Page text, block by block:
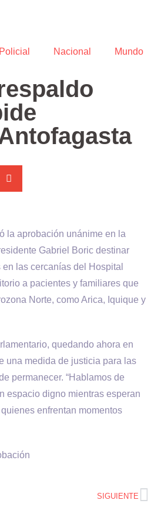
Policial Nacional Mundo
la aprobación unánime en la
Gabriel Boric destinar
las cercanías del Hospital
a pacientes y familiares que
Norte, como Arica, Iquique y
quedando ahora en
una medida de justicia para las
permanecer. “Hablamos de
espacio digno mientras esperan
enfrentan momentos
SIGUIENTE